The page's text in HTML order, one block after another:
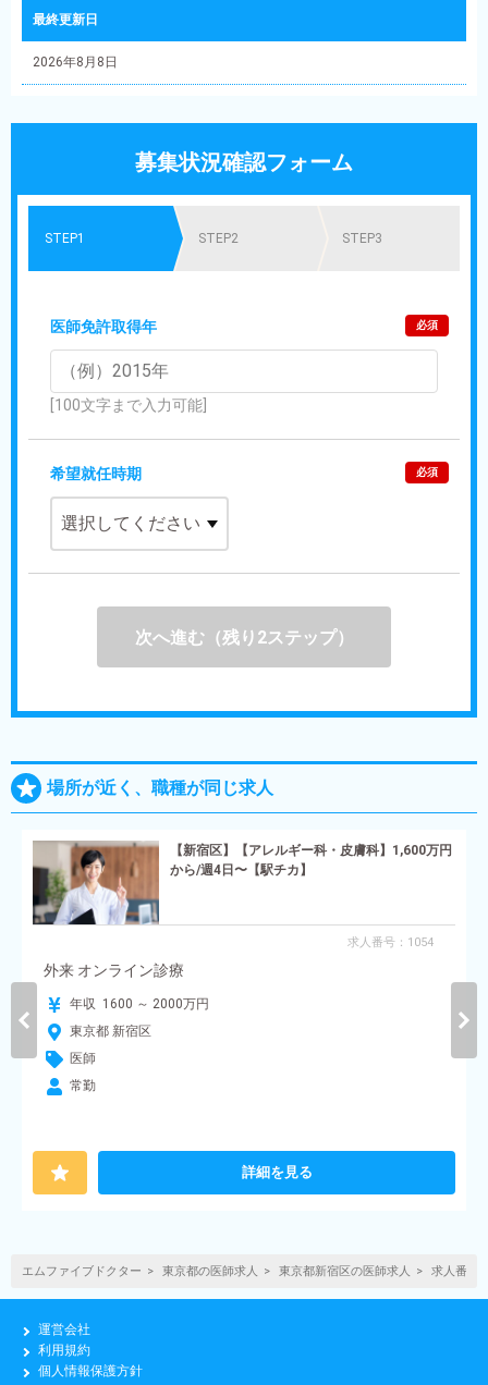
最終更新日
2026年8月8日
募集状況確認フォーム
STEP1 STEP2 STEP3
医師免許取得年 必須
[100文字まで入力可能]
希望就任時期 必須
次へ進む（残り2ステップ）
場所が近く、職種が同じ求人
【新宿区】【アレルギー科・皮膚科】1,600万円
から/週4日〜【駅チカ】
求人番号：1054
外来 オンライン診療
年収 1600 ～ 2000万円
東京都 新宿区
医師
常勤
詳細を見る
エムファイブドクター 東京都の医師求人 東京都新宿区の医師求人 求人番号
運営会社
利用規約
個人情報保護方針